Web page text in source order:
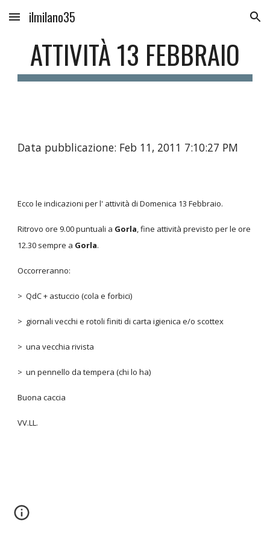
Skip to main content Skip to navigation
ilmilano35
ATTIVITÀ 13 FEBBRAIO
Data pubblicazione: Feb 11, 2011 7:10:27 PM
Ecco le indicazioni per l' attività di Domenica 13 Febbraio.
Ritrovo ore 9.00 puntuali a Gorla, fine attività previsto per le ore
12.30 sempre a Gorla.
Occorreranno:
> QdC + astuccio (cola e forbici)
> giornali vecchi e rotoli finiti di carta igienica e/o scottex
> una vecchia rivista
> un pennello da tempera (chi lo ha)
Buona caccia
VV.LL.